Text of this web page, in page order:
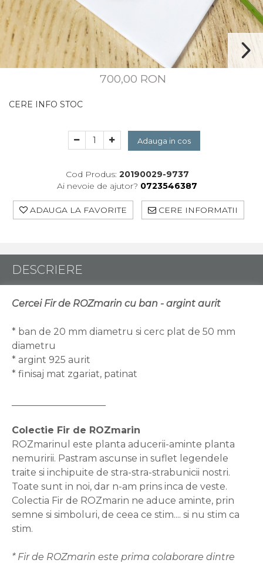
CUSTOM MADE
Animal Instinct
AN-TAN-TICHITAN
700,00 RON
CERE INFO STOC
Adauga in cos
Cod Produs: 20190029-9737
Ai nevoie de ajutor? 0723546387
ADAUGA LA FAVORITE CERE INFORMATII
DESCRIERE
Cercei Fir de ROZmarin cu ban - argint aurit
* ban de 20 mm diametru si cerc plat de 50 mm
diametru
* argint 925 aurit
* finisaj mat zgariat, patinat
Colectie Fir de ROZmarin
ROZmarinul este planta aducerii-aminte planta
nemuririi. Pastram ascunse in suflet legendele
traite si inchipuite de stra-stra-strabunicii nostri.
Toate sunt in noi, dar n-am prins inca de veste.
Colectia Fir de ROZmarin ne aduce aminte, prin
semne si simboluri, de ceea ce stim.... si nu stim ca
stim.
* Fir de ROZmarin este prima colaborare dintre